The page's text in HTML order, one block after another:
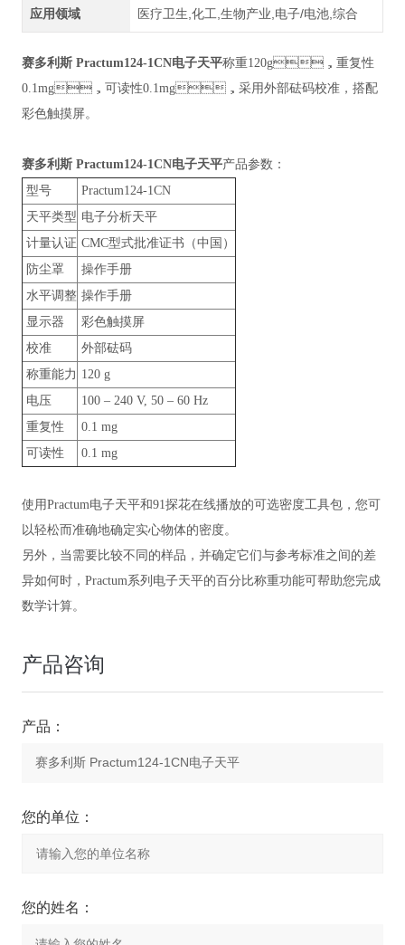
应用领域 医疗卫生,化工,生物产业,电子/电池,综合
赛多利斯 Practum124-1CN电子天平称重120g，重复性
0.1mg，可读性0.1mg，采用外部砝码校准，搭配
彩色触摸屏。
赛多利斯 Practum124-1CN电子天平产品参数：
型号
Practum124-1CN
天平类型 电子分析天平
计量认证 CMC型式批准证书（中国）
防尘罩
操作手册
水平调整 操作手册
显示器
彩色触摸屏
校准
外部砝码
称重能力 120 g
电压
100 – 240 V, 50 – 60 Hz
重复性
0.1 mg
可读性
0.1 mg
使用Practum电子天平和91探花在线播放的可选密度工具包，您可
以轻松而准确地确定实心物体的密度。
另外，当需要比较不同的样品，并确定它们与参考标准之间的差
异如何时，Practum系列电子天平的百分比称重功能可帮助您完成
数学计算。
产品咨询
产品：
您的单位：
您的姓名：